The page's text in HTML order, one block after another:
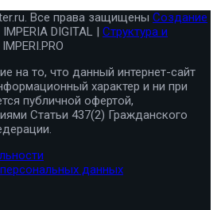
Все права защищены Создание
IMPERIA DIGITAL | Структура и
на то, что данный интернет-сайт
характер и ни при
публичной офертой,
Статьи 437(2) Гражданского
данных